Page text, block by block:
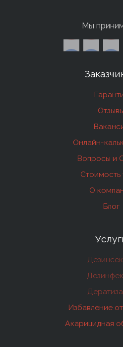
Мы
Онлайн-
Вопросы и
Стоимость
О
Блог
Избавление
Акарицидная